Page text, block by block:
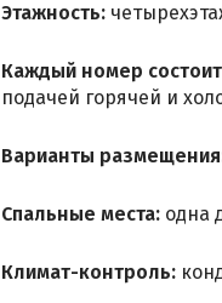
Этажность:
Каждый номер
подачей горячей и
Варианты
Спальные места: одна
Климат-контроль: